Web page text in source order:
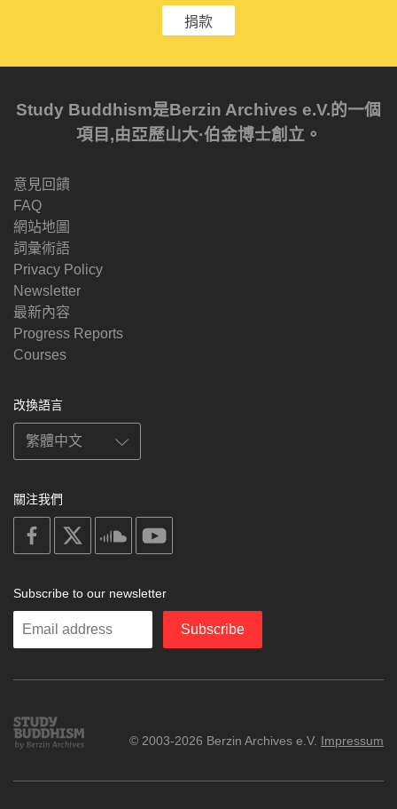
捐款
Study Buddhism是Berzin Archives e.V.的一個
項目,由亞歷山大·伯金博士創立。
意見回饋
FAQ
網站地圖
詞彙術語
Privacy Policy
Newsletter
最新內容
Progress Reports
Courses
改換語言
關注我們
on
facebook
soundcloud
Subscribe to our newsletter
Enter
Subscribe
Study
Buddhism
© 2003-2026 Berzin Archives e.V. Impressum